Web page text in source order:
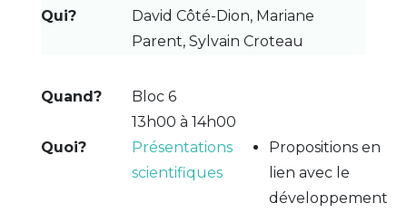
David Côté-Dion, Mariane
Parent, Sylvain Croteau
Bloc 6
13h00 à 14h00
Présentations
scientifiques
Propositions en
lien avec le
développement